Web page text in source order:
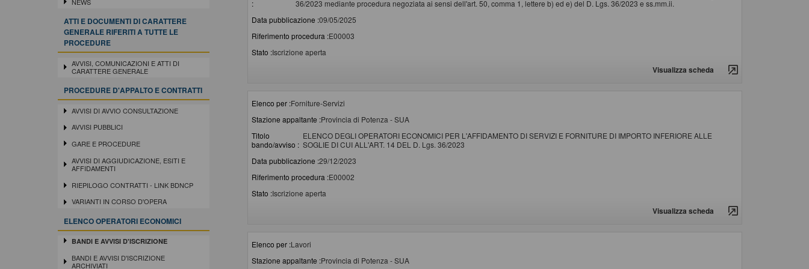
ATTI E DOCUMENTI DI CARATTERE
GENERALE RIFERITI A TUTTE LE
PROCEDURE
AVVISI, COMUNICAZIONI E ATTI DI
CARATTERE GENERALE
PROCEDURE D'APPALTO E CONTRATTI
AVVISI DI AVVIO CONSULTAZIONE
AVVISI PUBBLICI
GARE E PROCEDURE
AVVISI DI AGGIUDICAZIONE, ESITI E
AFFIDAMENTI
RIEPILOGO CONTRATTI - LINK BDNCP
VARIANTI IN CORSO D'OPERA
ELENCO OPERATORI ECONOMICI
BANDI E AVVISI D'ISCRIZIONE
BANDI E AVVISI D'ISCRIZIONE
ARCHIVIATI
:
36/2023 mediante procedura negoziata ai sensi dell'art. 50, comma 1, lettere b) ed e) del D. Lgs. 36/2023 e ss.mm.ii.
Data pubblicazione :09/05/2025
Riferimento procedura :E00003
Stato :Iscrizione aperta
Visualizza scheda
Elenco per :Forniture-Servizi
Stazione appaltante :Provincia di Potenza - SUA
Titolo
bando/avviso :
ELENCO DEGLI OPERATORI ECONOMICI PER L'AFFIDAMENTO DI SERVIZI E FORNITURE DI IMPORTO INFERIORE ALLE
SOGLIE DI CUI ALL'ART. 14 DEL D. Lgs. 36/2023
Data pubblicazione :29/12/2023
Riferimento procedura :E00002
Stato :Iscrizione aperta
Visualizza scheda
Elenco per :Lavori
Stazione appaltante :Provincia di Potenza - SUA